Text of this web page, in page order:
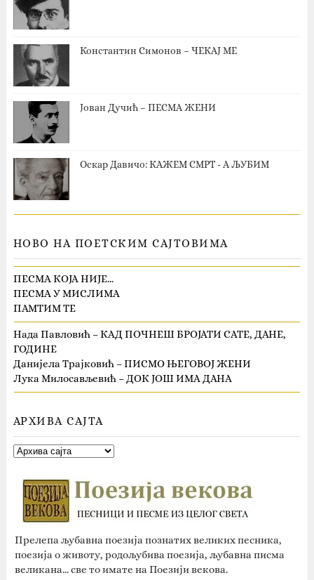
Константин Симонов – ЧЕКАЈ МЕ
Јован Дучић – ПЕСМА ЖЕНИ
Оскар Давичо‎: КАЖЕМ СМРТ - А ЉУБИМ
НОВО НА ПОЕТСКИМ САЈТОВИМА
ПЕСМА КОЈА НИЈЕ…
ПЕСМА У МИСЛИМА
ПАМТИМ ТЕ
Нада Павловић – КАД ПОЧНЕШ БРОЈАТИ САТЕ, ДАНЕ,
ГОДИНЕ
Данијела Трајковић – ПИСМО ЊЕГОВОЈ ЖЕНИ
Лука Милосављевић – ДОК ЈОШ ИМА ДАНА
АРХИВА САЈТА
Прелепа љубавна поезија познатих великих песника,
поезија о животу, родољубива поезија, љубавна писма
великана... све то имате на Поезији векова.